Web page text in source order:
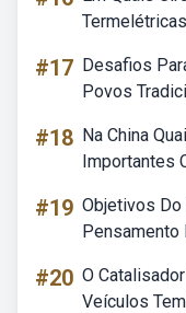
#17 Desafios
Povos
#18 Na China
Importantes
#19 Objetivos Do
Pensamento
#20 O
Veículos